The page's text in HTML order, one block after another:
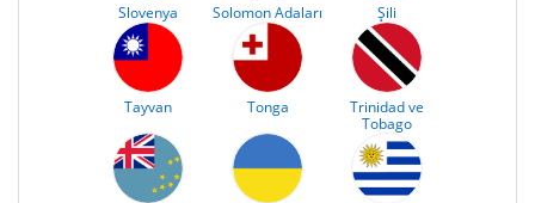
Slovenya Solomon Adaları Şili
Tayvan Tonga
Trinidad ve
Tobago